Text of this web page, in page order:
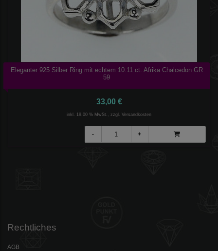
Eleganter 925 Silber Ring mit echtem 10.11 ct. Afrika Chalcedon GR
59
33,00 €
inkl. 19,00 % MwSt., zzgl. Versandkosten
Rechtliches
AGB